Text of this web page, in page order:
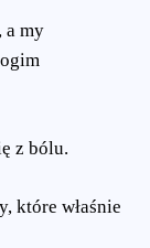
a my
z bólu.
które właśnie